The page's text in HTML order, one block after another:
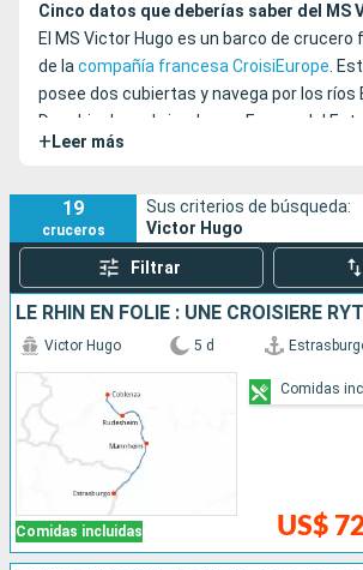
Cinco datos que deberías saber del MS
El MS Victor Hugo es un barco de crucero
de lacompañía francesa CroisiEurope.
posee dos cubiertas y navega por los ríos
Danubio descubriendo una Europa del Este
fascinante.
+ Leer más
19
cruceros
Sus criterios de búsqueda:
Victor Hugo
Filtrar
Comidas incluidas
Victor Hugo 5 d
US$
Comidas